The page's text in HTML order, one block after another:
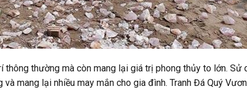
thường mà còn mang lại giá trị phong thủy to lớn. Sử
mang lại nhiều may mắn cho gia đình. Tranh Đá Quý